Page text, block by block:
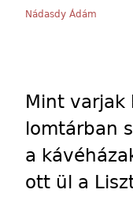
Nádasdy Ádám
Mint varjak
lomtárban
a
ott ül a